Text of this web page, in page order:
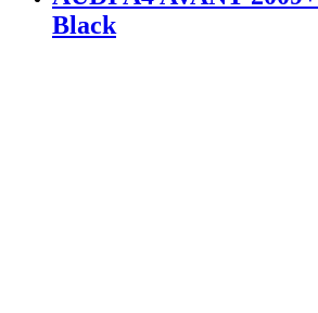
Black